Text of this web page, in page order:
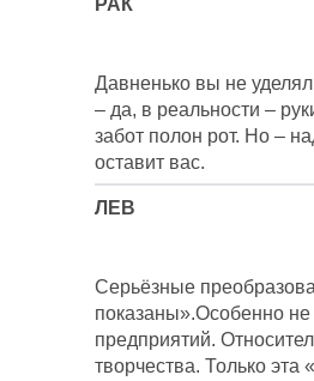
Давненько вы не
– да, в реальности –
забот полон рот. Но –
оставит вас.
ЛЕВ
Серьёзные
показаны».Особенно
предприятий.
творчества. Только